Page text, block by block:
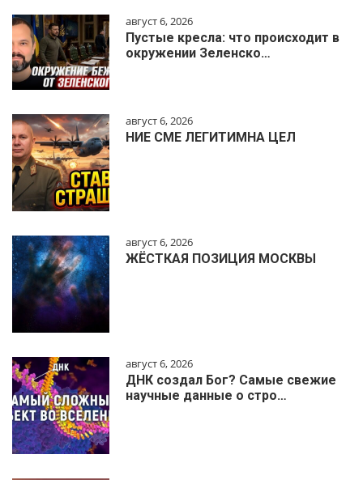
август 6, 2026
Пустые кресла: что происходит в
окружении Зеленско…
август 6, 2026
НИЕ СМЕ ЛЕГИТИМНА ЦЕЛ
август 6, 2026
ЖЁСТКАЯ ПОЗИЦИЯ МОСКВЫ
август 6, 2026
ДНК создал Бог? Самые свежие
научные данные о стро…